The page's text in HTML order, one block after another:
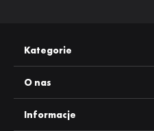
Kategorie
O nas
Informacje